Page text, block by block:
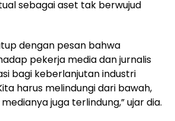
sebagai aset tak berwujud
dengan pesan bahwa
pekerja media dan jurnalis
bagi keberlanjutan industri
harus melindungi dari bawah,
juga terlindung,” ujar dia.